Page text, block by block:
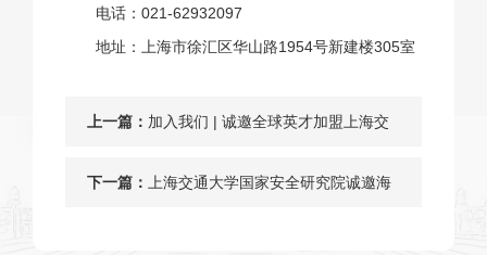
电话：021-62932097
地址：上海市徐汇区华山路1954号新建楼305室
上一篇： 加入我们 | 诚邀全球英才加盟上海交
通大学国际与公共事务学院
下一篇： 上海交通大学国家安全研究院诚邀海